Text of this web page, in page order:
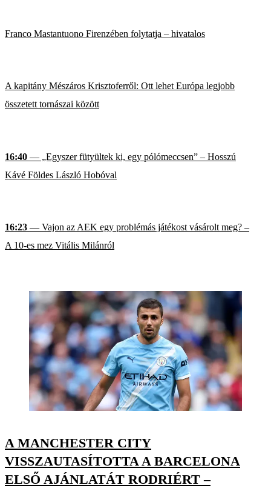
Franco Mastantuono Firenzében folytatja – hivatalos
A kapitány Mészáros Krisztoferről: Ott lehet Európa legjobb
összetett tornászai között
16:40 — „Egyszer fütyültek ki, egy pólómeccsen” – Hosszú
Kávé Földes László Hobóval
16:23 — Vajon az AEK egy problémás játékost vásárolt meg? –
A 10-es mez Vitális Milánról
A MANCHESTER CITY
VISSZAUTASÍTOTTA A BARCELONA
ELSŐ AJÁNLATÁT RODRIÉRT –